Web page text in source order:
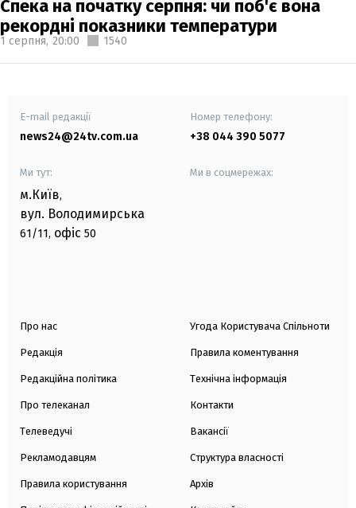
Спека на початку серпня: чи поб'є вона
рекордні показники температури
1 серпня, 20:00 1540
E-mail редакції
news24@24tv.com.ua
Номер телефону:
+38 044 390 5077
Ми тут:
м.Київ,
вул. Володимирська
61/11, офіс 50
Ми в соцмережах:
Про нас
Редакція
Редакційна політика
Про телеканал
Телеведучі
Рекламодавцям
Правила користування
Угода Користувача Спільноти
Правила коментування
Технічна інформація
Контакти
Вакансії
Структура власності
Архів